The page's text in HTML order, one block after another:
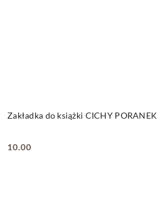
Zakładka do książki CICHY PORANEK
Cena:
10.00